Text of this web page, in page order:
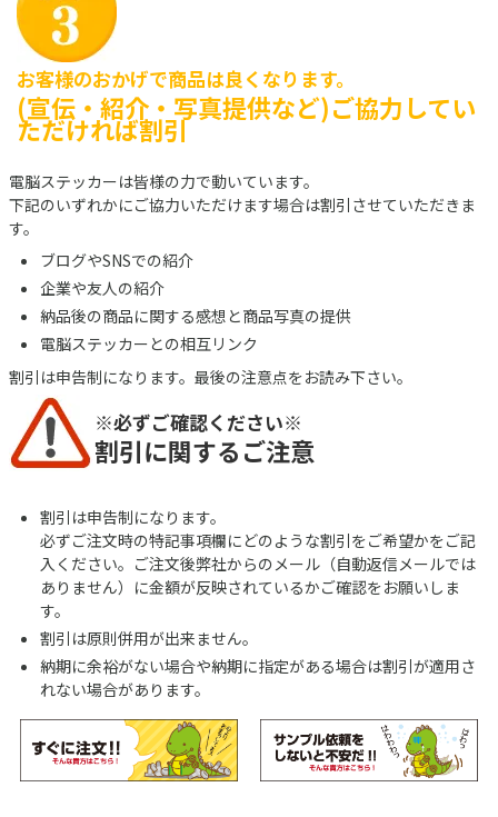
お客様のおかげで商品は良くなります。
(宣伝・紹介・写真提供など)ご協力してい
ただければ割引
電脳ステッカーは皆様の力で動いています。
下記のいずれかにご協力いただけます場合は割引させていただきま
す。
ブログやSNSでの紹介
企業や友人の紹介
納品後の商品に関する感想と商品写真の提供
電脳ステッカーとの相互リンク
割引は申告制になります。最後の注意点をお読み下さい。
※必ずご確認ください※
割引に関するご注意
割引は申告制になります。
必ずご注文時の特記事項欄にどのような割引をご希望かをご記
入ください。ご注文後弊社からのメール（自動返信メールでは
ありません）に金額が反映されているかご確認をお願いしま
す。
割引は原則併用が出来ません。
納期に余裕がない場合や納期に指定がある場合は割引が適用さ
れない場合があります。